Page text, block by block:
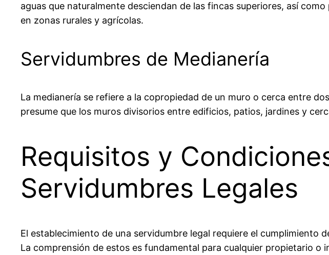
aguas que naturalmente desciendan de las fincas superiores, así
en zonas rurales y agrícolas.
Servidumbres de Medianería
La medianería se refiere a la copropiedad de un muro o cerca entre
presume que los muros divisorios entre edificios, patios, jardines y
Requisitos y
Servidumbres Legales
El establecimiento de una servidumbre legal requiere el
La comprensión de estos es fundamental para cualquier propietario o